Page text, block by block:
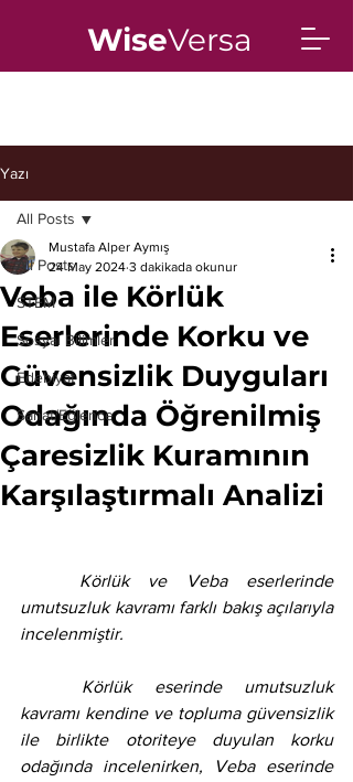
WiseVersa
Yazı
All Posts
STEM
Sosyal Bilimler
Edebiyat
Sanat/Eğlence
All Posts
Veba ile Körlük
Eserlerinde Korku ve
Güvensizlik Duyguları
Odağında Öğrenilmiş
Çaresizlik Kuramının
Karşılaştırmalı Analizi
Mustafa Alper Aymış
24 May 2024 3 dakikada okunur
umutsuzluk kavramı farklı bakış açılarıyla
kavramı kendine ve topluma güvensizlik
ile birlikte otoriteye duyulan korku
odağında incelenirken, Veba eserinde